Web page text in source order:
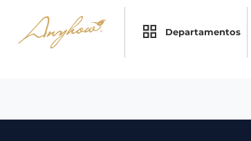
Departamentos
Promociones
Inicio